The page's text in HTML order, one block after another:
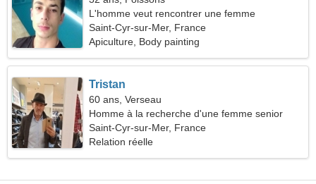
L'homme veut rencontrer une femme
Saint-Cyr-sur-Mer, France
Apiculture, Body painting
Tristan
60 ans, Verseau
Homme à la recherche d'une femme senior
Saint-Cyr-sur-Mer, France
Relation réelle